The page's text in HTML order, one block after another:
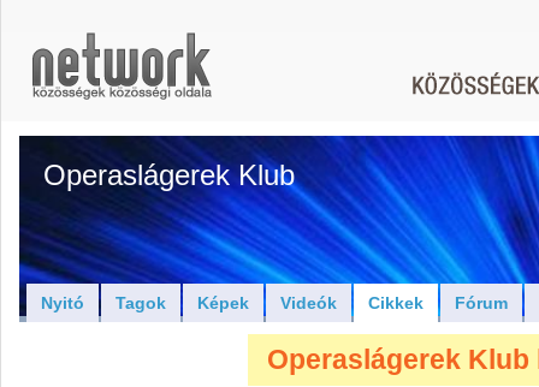
Operaslágerek Klub
Nyitó Tagok Képek Videók Cikkek Fórum
Operaslágerek Klub